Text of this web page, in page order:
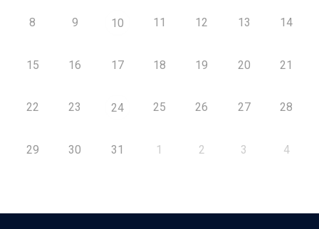
8 9 10 11 12 13 14
15 16 17 18 19 20 21
22 23 24 25 26 27 28
29 30 31 1 2 3 4